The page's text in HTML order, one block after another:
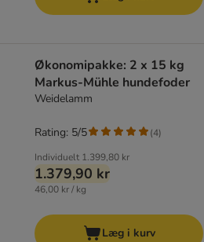
Økonomipakke: 2 x 15 kg
Markus-Mühle hundefoder
Weidelamm
Individuelt 1.399,80 kr
1.379,90 kr
46,00 kr / kg
Rating: 5/5 (4)
Læg i kurv